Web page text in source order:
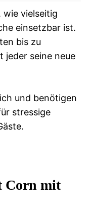
wie vielseitig
einsetzbar ist.
bis zu
jeder seine neue
und benötigen
stressige
Corn mit